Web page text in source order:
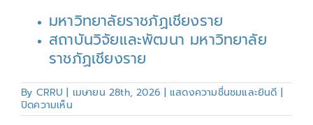
มหาวิทยาลัยราชภัฏเชียงราย
สถาบันวิจัยและพัฒนา มหาวิทยาลัย
ราชภัฏเชียงราย
By CRRU | เมษายน 28th, 2026 | แสดงความชื่นชมและยินดี |
ปิดความเห็นบน
ขอ